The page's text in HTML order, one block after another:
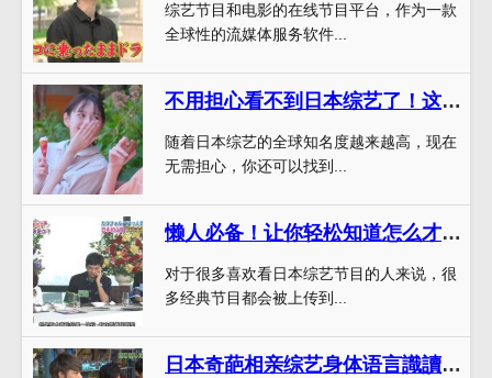
综艺节目和电影的在线节目平台，作为一款
全球性的流媒体服务软件...
不用担心看不到日本综艺了！这些手机app帮你搞定
随着日本综艺的全球知名度越来越高，现在
无需担心，你还可以找到...
懒人必备！让你轻松知道怎么才能看日本的综艺节目
对于很多喜欢看日本综艺节目的人来说，很
多经典节目都会被上传到...
日本奇葩相亲综艺身体语言識讀：一次在線觀看，讓你變身相親達人